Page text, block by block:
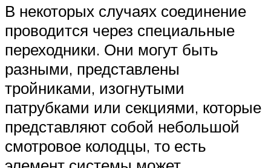
В некоторых случаях соединение
проводится через специальные
переходники. Они могут быть
разными, представлены
тройниками, изогнутыми
патрубками или секциями, которые
представляют собой небольшой
смотровое колодцы, то есть